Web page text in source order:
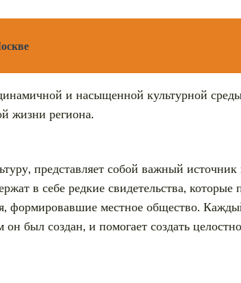
и насыщенной культурной
жизни региона.
представляет собой важный
в себе редкие свидетельства,
формировавшие местное общество.
был создан, и помогает создать